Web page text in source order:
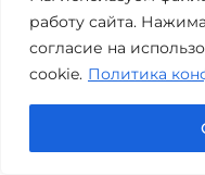
работу сайта.
согласие на
cookie. Политика